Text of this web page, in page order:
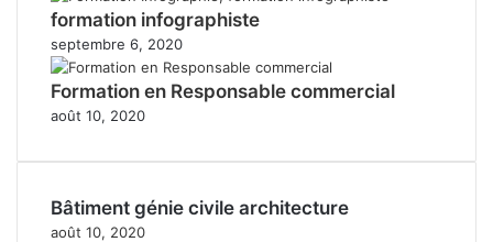
formation infographiste
septembre 6, 2020
Formation en Responsable commercial
août 10, 2020
Bâtiment génie civile architecture
août 10, 2020